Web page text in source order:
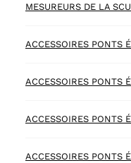
MESUREURS DE LA
ACCESSOIRES PONTS
ACCESSOIRES PONTS
ACCESSOIRES PONTS
ACCESSOIRES PONTS